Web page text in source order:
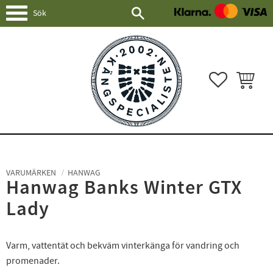
Meny
FAVORITER
VARUMÄRKEN HANWAG
Hanwag Banks Winter GTX
Lady
Varm, vattentät och bekväm vinterkänga för vandring och
promenader.